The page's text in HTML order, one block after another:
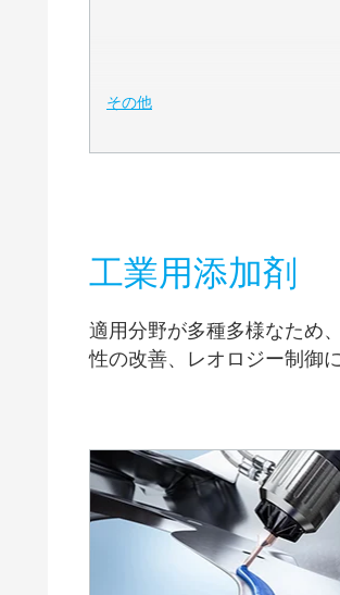
その他
工業用添加剤
適用分野が多種多様なため
性の改善、レオロジー制御